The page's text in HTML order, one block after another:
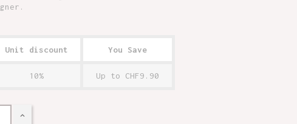
Unit discount You Save
10% Up to CHF9.90